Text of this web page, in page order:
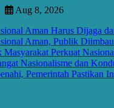
Skip
content
Aug 8, 2026
Aman Harus Dijaga dari
Aman, Publik Diimbau
Perkuat
Nasionalisme dan
Pemerintah Pastikan